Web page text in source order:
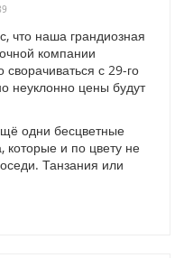
что наша грандиозная
компании
с 29-го
неуклонно цены будут
одни бесцветные
которые и по цвету не
Танзания или